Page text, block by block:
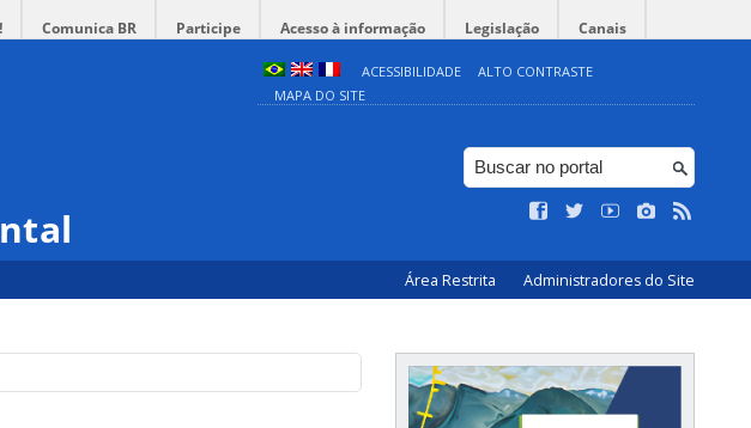
Comunica BR Participe Acesso à informação Legislação Canais
ACESSIBILIDADE
ALTO CONTRASTE
MAPA DO SITE
Área Restrita Administradores do Site